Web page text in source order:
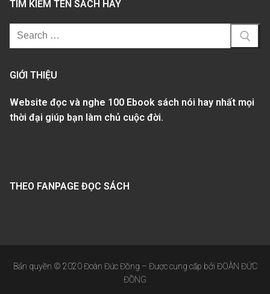
TÌM KIẾM TÊN SÁCH HAY
GIỚI THIỆU
Website đọc và nghe 100 Ebook sách nói hay nhất mọi
thời đại giúp bạn làm chủ cuộc đời.
THEO FANPAGE ĐỌC SÁCH
Bản quyền © 2020 Đoàn Đức Đồng – Được cung cấp bởi ĐOÀN ĐỨC
ĐỒNG